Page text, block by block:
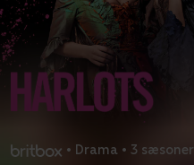
• Drama • 3 sæsoner